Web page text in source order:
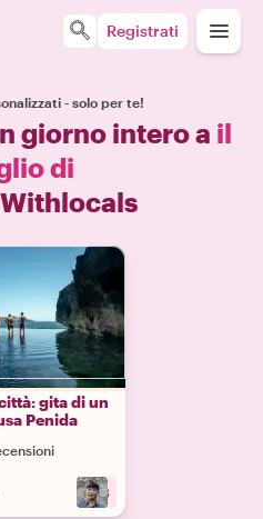
Registrati
- solo per te!
giorno intero a il
di
gita di un
Penida
+8